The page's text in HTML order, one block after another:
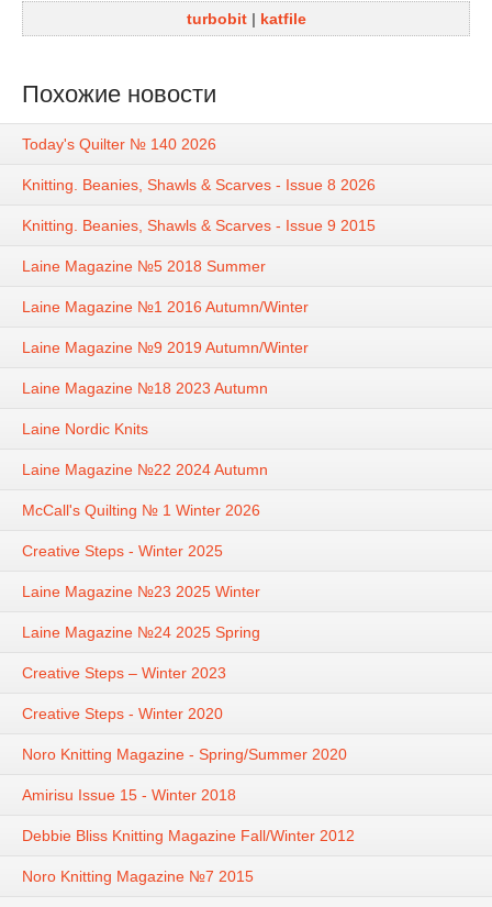
turbobit | katfile
Похожие новости
Today's Quilter № 140 2026
Knitting. Beanies, Shawls & Scarves - Issue 8 2026
Knitting. Beanies, Shawls & Scarves - Issue 9 2015
Laine Magazine №5 2018 Summer
Laine Magazine №1 2016 Autumn/Winter
Laine Magazine №9 2019 Autumn/Winter
Laine Magazine №18 2023 Autumn
Laine Nordic Knits
Laine Magazine №22 2024 Autumn
McCall's Quilting № 1 Winter 2026
Creative Steps - Winter 2025
Laine Magazine №23 2025 Winter
Laine Magazine №24 2025 Spring
Creative Steps – Winter 2023
Creative Steps - Winter 2020
Noro Knitting Magazine - Spring/Summer 2020
Amirisu Issue 15 - Winter 2018
Debbie Bliss Knitting Magazine Fall/Winter 2012
Noro Knitting Magazine №7 2015